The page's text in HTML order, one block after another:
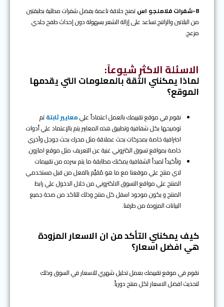
8- شفرات فلامنجو استمنح حلاقة ناعمة بفضل شفرات مطلية بطبقتين
من البلاتين والراتنج.تساعد على إزالة الشعر بسهولة دون إحداث طفح جلدي
مزعج.
الاسئلة الاكثر شيوعاً:
لماذا يمكنني الثقة بالمعلومات التي يقدمها
الموقع؟
نقوم في موقع تقييمك بالعمل اعتماداً عليمعايير ثابتةتم
توضيحها بكل شفافية وتطبيق هذه المعايير يتم بالإعتماد علي أدوات
احترافية خاصة بمحركات بحث عملاقة مثل محرك بحث جوجل وآخري
خاصة بمواقع تسوق الكتروني غنية عن التعريف مثل موقع امازون.
وتأكيداً لمبدأ الشفافية يمكنك مطابقة ما يتم سرده من تقييمات
لاي منتج علي موقعنا مع ما هو مُقيَّم بالفعل من قبل مستخدمي
المنتج علي مواقع التسوق الالكتروني من خلال الدخول علي رابط
المنتج و يكون موجود اسفل كل منتج وذلك للتاكد من صحة جميع
البيانات المزودة من طرفنا.
كيف يمكنني التأكد من ان الاسعار المزودة
هي افضل اسعار؟
نقوم في موقع تقييمك بعمل تحليل شهري للاسعار في السوق وذلك
لتحديث افضل الاسعار لكل منتج دورياً.